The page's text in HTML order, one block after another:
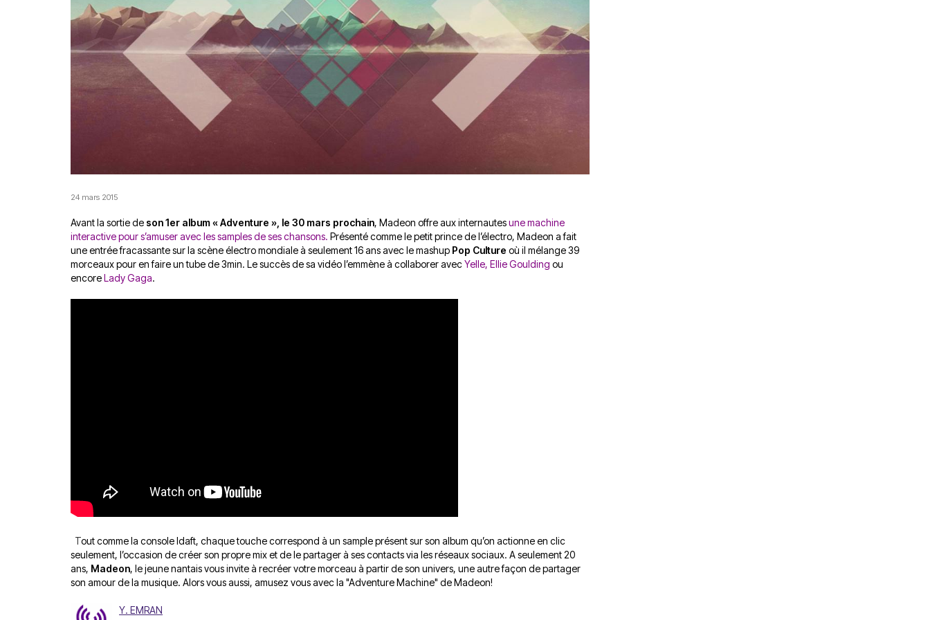
Sud
avec
OgLounis
-
20.07.2026
que
j’étais
mère
16.07.2026
le
27
juin
24 mars 2015
Avant la sortie de son 1er album « Adventure », le 30 mars prochain, Madeon offre aux internautesune machine
interactive pour s’amuser avec les samples de ses chansons. Présenté comme le petit prince de l’électro, Madeon a fait
une entrée fracassante sur la scène électro mondiale à seulement 16 ans avec le mashup Pop Culture où il mélange 39
morceaux pour en faire un tube de 3min. Le succès de sa vidéo l’emmène à collaborer avecYelle, Ellie Goulding ou
encoreLady Gaga.
Tout commela console Idaft, chaque touche correspond à un sample présent sur son album qu’on actionne en clic
seulement, l’occasion de créer son propre mix et de le partager à ses contacts via les réseaux sociaux. A seulement 20
ans, Madeon, le jeune nantais vous invite à recréer votre morceau à partir de son univers, une autre façon de partager
son amour de la musique. Alors vous aussi, amusez vous avec la "Adventure Machine" de Madeon!
Y. EMRAN